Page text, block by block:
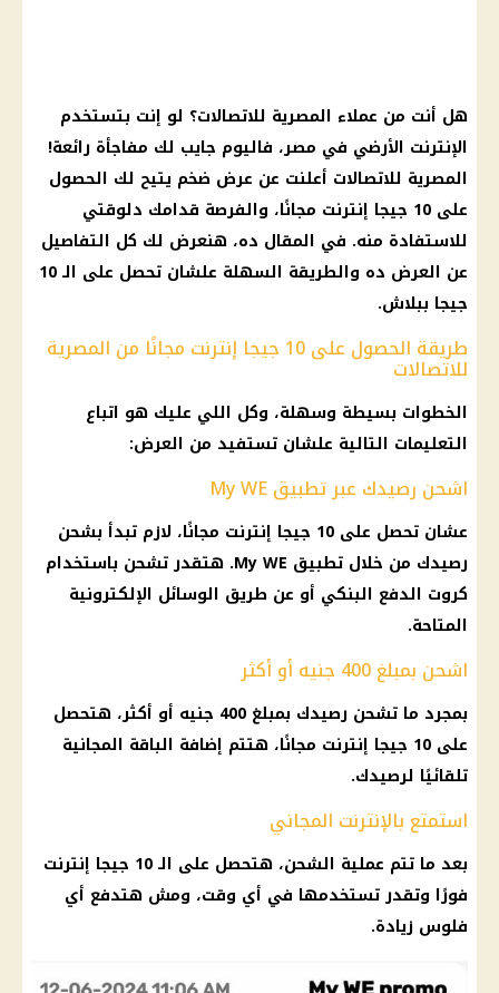
هل أنت من عملاء المصرية للاتصالات؟ لو إنت بتستخدم
الإنترنت الأرضي في مصر، فاليوم جايب لك مفاجأة رائعة!
المصرية للاتصالات أعلنت عن عرض ضخم يتيح لك الحصول
على 10 جيجا إنترنت مجانًا، والفرصة قدامك دلوقتي
للاستفادة منه. في المقال ده، هنعرض لك كل التفاصيل
عن العرض ده والطريقة السهلة علشان تحصل على الـ 10
جيجا ببلاش.
طريقة الحصول على 10 جيجا إنترنت مجانًا من المصرية
للاتصالات
الخطوات بسيطة وسهلة، وكل اللي عليك هو اتباع
التعليمات التالية علشان تستفيد من العرض:
اشحن رصيدك عبر تطبيق My WE
عشان تحصل على 10 جيجا إنترنت مجانًا، لازم تبدأ بشحن
رصيدك من خلال تطبيق My WE. هتقدر تشحن باستخدام
كروت الدفع البنكي أو عن طريق الوسائل الإلكترونية
المتاحة.
اشحن بمبلغ 400 جنيه أو أكثر
بمجرد ما تشحن رصيدك بمبلغ 400 جنيه أو أكثر، هتحصل
على 10 جيجا إنترنت مجانًا، هتتم إضافة الباقة المجانية
تلقائيًا لرصيدك.
استمتع بالإنترنت المجاني
بعد ما تتم عملية الشحن، هتحصل على الـ 10 جيجا إنترنت
فورًا وتقدر تستخدمها في أي وقت، ومش هتدفع أي
فلوس زيادة.